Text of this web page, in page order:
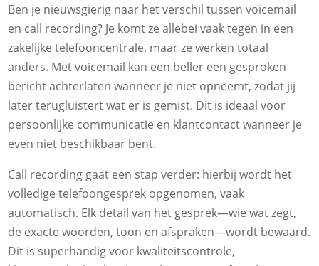
Ben je nieuwsgierig naar het verschil tussen voicemail
en call recording? Je komt ze allebei vaak tegen in een
zakelijke telefooncentrale, maar ze werken totaal
anders. Met voicemail kan een beller een gesproken
bericht achterlaten wanneer je niet opneemt, zodat jij
later terugluistert wat er is gemist. Dit is ideaal voor
persoonlijke communicatie en klantcontact wanneer je
even niet beschikbaar bent.
Call recording gaat een stap verder: hierbij wordt het
volledige telefoongesprek opgenomen, vaak
automatisch. Elk detail van het gesprek—wie wat zegt,
de exacte woorden, toon en afspraken—wordt bewaard.
Dit is superhandig voor kwaliteitscontrole,